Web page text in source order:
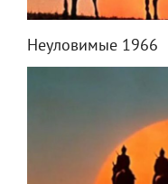
Неуловимые 1966